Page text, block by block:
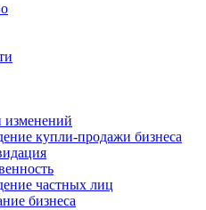
изменений
купли-продажи бизнеса
частных лиц
бизнеса